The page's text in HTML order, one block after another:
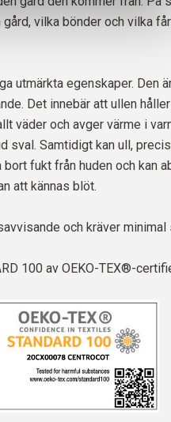
vilka bönder och vilka
utmärkta egenskaper. Den
Det innebär att ullen
väder och avger värme i
sval. Samtidigt kan ull,
fukt från huden och kan
att kännas blöt.
och kräver minimal
100 av OEKO-TEX®-